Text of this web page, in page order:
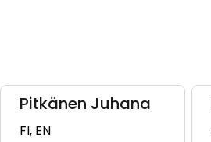
Pitkänen Juhana
FI, EN